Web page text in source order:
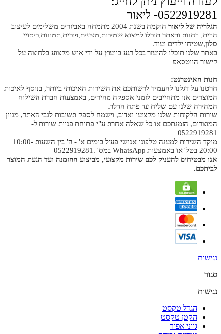
0522919281- ליאור
הגלריה של ליאור
הוקמה בשנת 2004 מתמחה באביזרים משלימים לעיצוב
הבית, בחנות ובאתר תוכלו למצוא שמיכות,מצעים,פוכים,תמונות,כיסויי
סלון,שטיחי ילדים ועוד.
באתר שלנו תוכלו להיעזר בכל רגע בייעוץ על ידי איש מקצוע בלחיצה על
קישור הווטסאפ
חנות האינטרנט:
חרטנו על דגלנו להעמיד לרשותכם את השירות האיכותי ביותר, בנוסף לאיכות
המוצרים אנו מתחייבים לזמני אספקה מהירים, באמצעות חברת השילוח
המהירה שלנו עם שליח עד פתח הדלת.
שירות הלקוחות שלנו מקצועי ואדיב, וישמח לספק תשובות לגבי האתר, מגוון
המוצרים, הזמנתכם או כל שאלה אחרת ע"י פתיחת פניית שירות ל-
0522919281
מוקד השירות למענה טלפוני אנושי פעיל בימים א' - ה' בין השעות 10:00-
20:00 בטל' או באמצעות WhatsApp במס' .0522919281
אנו מבטיחים להעניק לכם שירות מקצועי, מביצוע ההזמנה ועד הגעת המוצר
לביתכם.
נגישות
סגור
נגישות
הגדל טקסט
הקטן טקסט
גווני אפור